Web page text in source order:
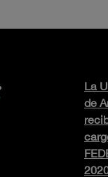
La
de